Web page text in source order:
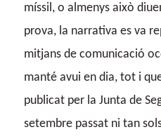
míssil, o almenys això
prova, la narrativa es va
mitjans de comunicació
manté avui en dia, tot i
publicat per la Junta de
setembre passat ni tan